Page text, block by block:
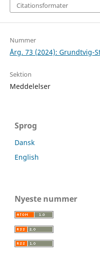
Citationsformater
Nummer
Årg. 73 (2024): Grundtvig-
Sektion
Meddelelser
Sprog
Dansk
English
Nyeste nummer